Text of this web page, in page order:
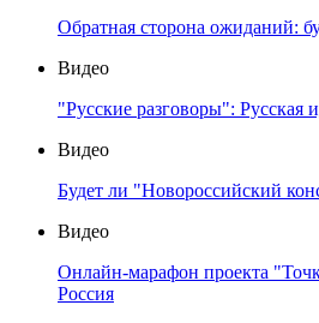
Обратная сторона ожиданий:
Видео
"Русские разговоры": Русская
Видео
Будет ли "Новороссийский
Видео
Онлайн-марафон проекта
Россия